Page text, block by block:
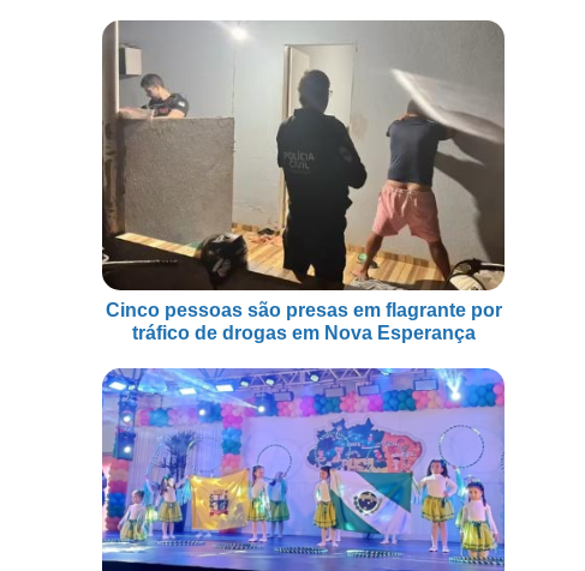
Cinco pessoas são presas em flagrante por
tráfico de drogas em Nova Esperança